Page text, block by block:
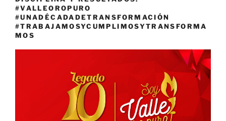
#VALLEOROPURO
#UNADÉCADADETRANSFORMACIÓN
#TRABAJAMOSYCUMPLIMOSYTRANSFORMA
MOS